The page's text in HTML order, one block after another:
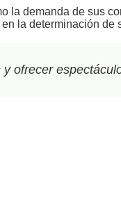
la demanda de sus
la determinación de
ofrecer